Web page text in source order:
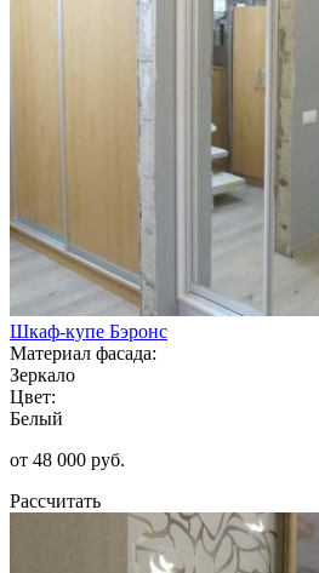
Шкаф-купе Бэронс
Материал фасада:
Зеркало
Цвет:
Белый
от 48 000 руб.
Рассчитать